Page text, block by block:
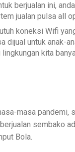
berjualan ini,
jualan pulsa all
koneksi Wifi
untuk anak-
kita
masa pandemi,
sembako
Bola.